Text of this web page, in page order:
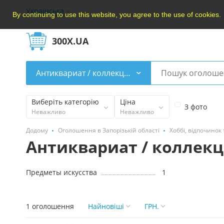
By continuing to use this website, you agree to the use of cookies.
Українська
300X.UA
Антиквариат / коллекции
Виберіть категорію
Неважливо
Ціна
Неважливо
З фото
Додому Оголошення в Запорізькій області Хоббі, відпочинок
Антиквариат /
Предметы искусства 1
1 оголошення Найновішi ГРН.